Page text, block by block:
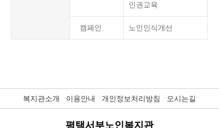
인권교육
캠페인 노인인식개선
복지관소개 이용안내 개인정보처리방침 오시는길
평택서부노인복지관